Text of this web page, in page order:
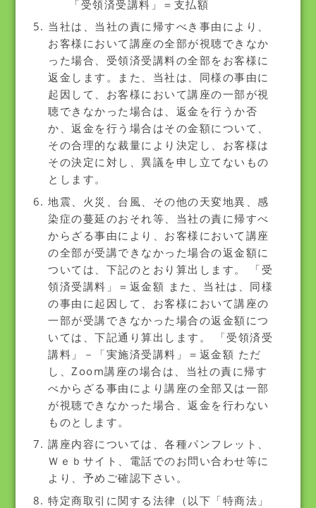
「受領済受講料」＝支払額
当社は、当社の責に帰すべき事由により、
お客様において講座の全部が視聴できなか
った場合、受領済受講料の全部をお客様に
返金します。また、当社は、同様の事由に
起因して、お客様において講座の一部が視
聴できなかった場合は、返金を行うか否
か、返金を行う場合はその金額について、
その合理的な裁量により決定し、お客様は
その決定に対し、異議を申し立てないもの
とします。
地震、火災、台風、その他の天変地異、感
染症の蔓延のおそれ等、当社の責に帰すべ
からざる事由により、お客様において講座
の全部が受講できなかった場合の返金額に
ついては、下記のとおり算出します。 「受
領済受講料」＝返金額 また、当社は、同様
の事由に起因して、お客様において講座の
一部が受講できなかった場合の返金額につ
いては、下記通り算出します。 「受領済受
講料」－「実施済受講料」＝返金額 ただ
し、Zoom講座の場合は、当社の責に帰す
べからざる事由により講座の全部又は一部
が視聴できなかった場合、返金を行わない
ものとします。
講座内容については、各種パンフレット、
Ｗｅｂサイト、電話でのお問い合わせ等に
より、予めご確認下さい。
特定商取引に関する法律（以下「特商法」